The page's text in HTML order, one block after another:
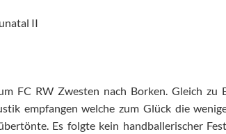
II
FC RW Zwesten nach Borken. Gleich
empfangen welche zum Glück die
Es folgte kein handballerischer